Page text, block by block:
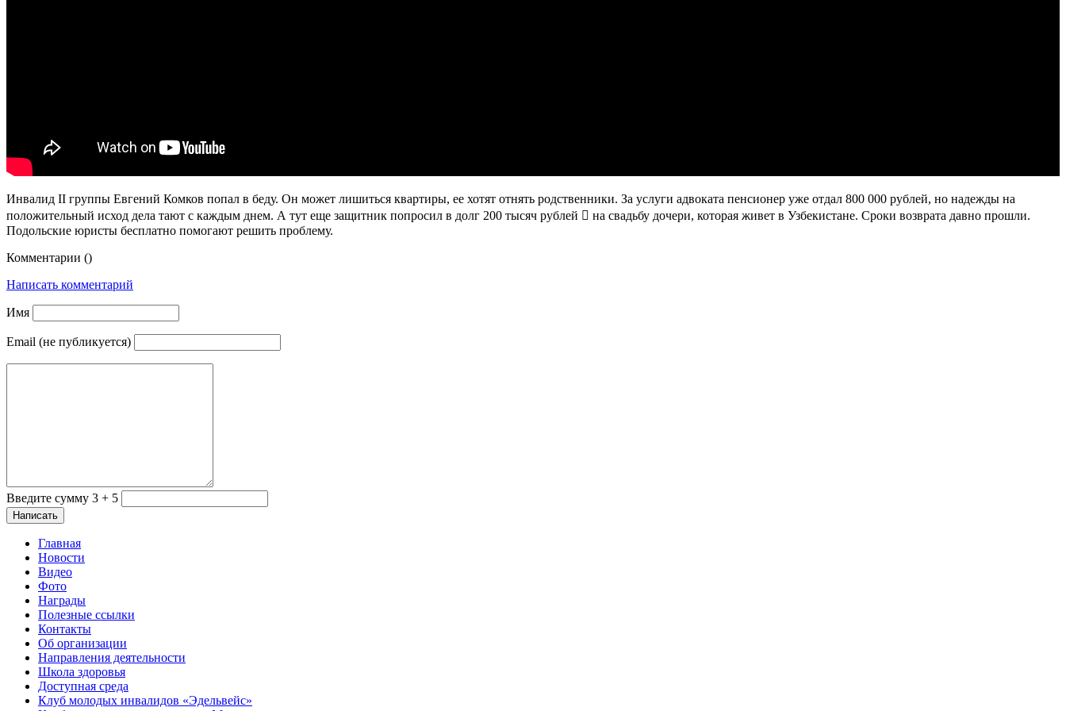
Инвалид II группы Евгений Комков попал в беду. Он может лишиться квартиры, ее хотят отнять родственники. За услуги адвоката пенсионер уже отдал 800 000 рублей, но надежды на
положительный исход дела тают с каждым днем. А тут еще защитник попросил в долг 200 тысяч рублей  на свадьбу дочери, которая живет в Узбекистане. Сроки возврата давно прошли.
Подольские юристы бесплатно помогают решить проблему.
Комментарии ()
Написать комментарий
Имя
Email (не публикуется)
Введите сумму 3 + 5
Главная
Новости
Видео
Фото
Награды
Полезные ссылки
Контакты
Об организации
Направления деятельности
Школа здоровья
Доступная среда
Клуб молодых инвалидов «Эдельвейс»